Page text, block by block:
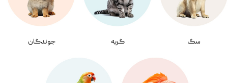
سگ گربه جوندگان